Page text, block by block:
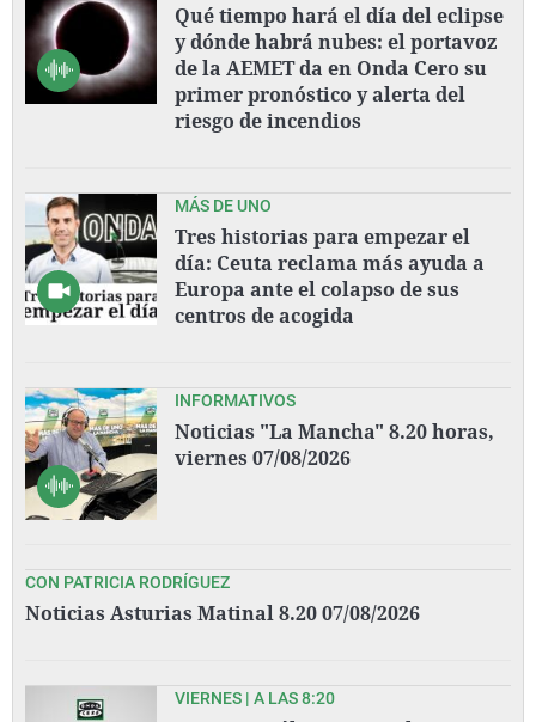
Qué tiempo hará el día del eclipse
y dónde habrá nubes: el portavoz
de la AEMET da en Onda Cero su
primer pronóstico y alerta del
riesgo de incendios
MÁS DE UNO
Tres historias para empezar el
día: Ceuta reclama más ayuda a
Europa ante el colapso de sus
centros de acogida
INFORMATIVOS
Noticias "La Mancha" 8.20 horas,
viernes 07/08/2026
CON PATRICIA RODRÍGUEZ
Noticias Asturias Matinal 8.20 07/08/2026
VIERNES | A LAS 8:20